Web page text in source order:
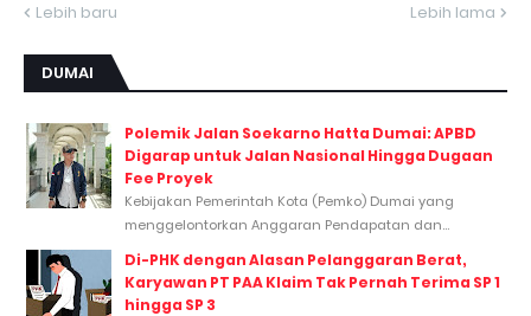
Lebih baru Lebih lama
DUMAI
Polemik Jalan Soekarno Hatta Dumai: APBD
Digarap untuk Jalan Nasional Hingga Dugaan
Fee Proyek
Kebijakan Pemerintah Kota (Pemko) Dumai yang
menggelontorkan Anggaran Pendapatan dan...
Di-PHK dengan Alasan Pelanggaran Berat,
Karyawan PT PAA Klaim Tak Pernah Terima SP 1
hingga SP 3